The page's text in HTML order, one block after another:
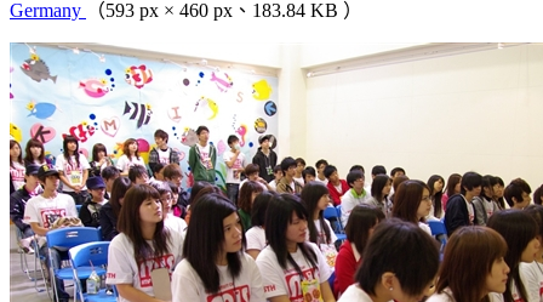
Germany （593 px × 460 px、183.84 KB ）